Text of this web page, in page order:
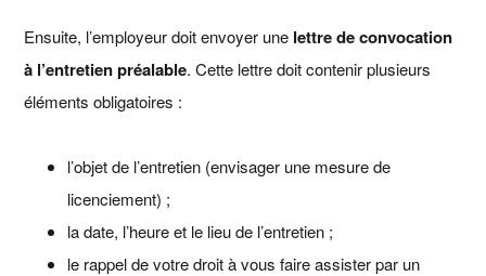
Ensuite, l’employeur doit envoyer une lettre de convocation
à l’entretien préalable. Cette lettre doit contenir plusieurs
éléments obligatoires :
l’objet de l’entretien (envisager une mesure de
licenciement) ;
la date, l’heure et le lieu de l’entretien ;
le rappel de votre droit à vous faire assister par un